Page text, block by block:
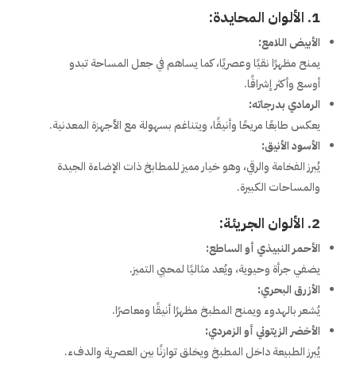
1. الألوان المحايدة:
الأبيض اللامع:
يمنح مظهرًا نقيًا وعصريًا، كما يساهم في جعل المساحة تبدو
أوسع وأكثر إشراقًا.
الرمادي بدرجاته:
يعكس طابعًا مريحًا وأنيقًا، ويتناغم بسهولة مع الأجهزة المعدنية.
الأسود الأنيق:
يُبرز الفخامة والرقي، وهو خيار مميز للمطابخ ذات الإضاءة الجيدة
والمساحات الكبيرة.
2. الألوان الجريئة:
الأحمر النبيذي أو الساطع:
يضفي جرأة وحيوية، ويُعد مثاليًا لمحبي التميز.
الأزرق البحري:
يُشعر بالهدوء ويمنح المطبخ مظهرًا أنيقًا ومعاصرًا.
الأخضر الزيتوني أو الزمردي:
يُبرز الطبيعة داخل المطبخ ويخلق توازنًا بين العصرية والدفء.